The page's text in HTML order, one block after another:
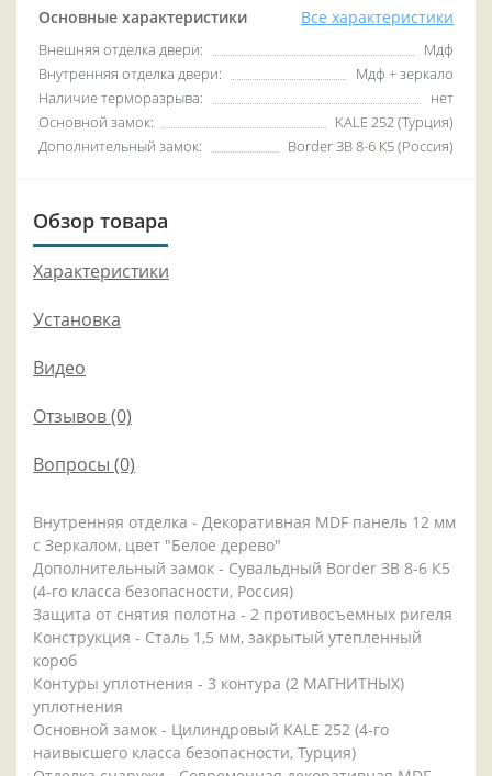
Основные характеристики Все характеристики
Внешняя отделка двери:
Мдф
Внутренняя отделка двери:
Мдф + зеркало
Наличие терморазрыва:
нет
Основной замок:
KALE 252 (Турция)
Дополнительный замок:
Border ЗВ 8-6 К5 (Россия)
Обзор товара
Характеристики
Установка
Видео
Отзывов (0)
Вопросы (0)
Внутренняя отделка - Декоративная MDF панель 12 мм
с Зеркалом, цвет "Белое дерево"
Дополнительный замок - Сувальдный Border ЗВ 8-6 К5
(4-го класса безопасности, Россия)
Защита от снятия полотна - 2 противосъемных ригеля
Конструкция - Сталь 1,5 мм, закрытый утепленный
короб
Контуры уплотнения - 3 контура (2 МАГНИТНЫХ)
уплотнения
Основной замок - Цилиндровый KALE 252 (4-го
наивысшего класса безопасности, Турция)